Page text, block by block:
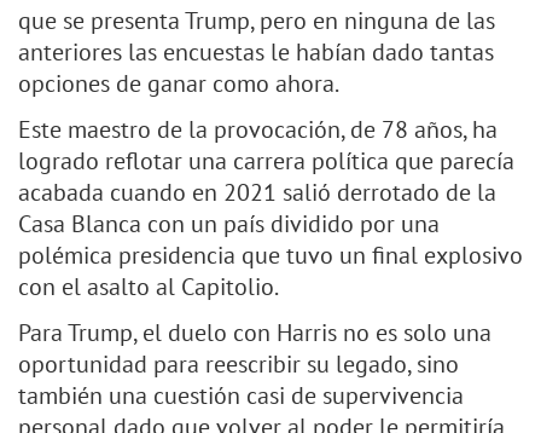
que se presenta Trump, pero en ninguna de las
anteriores las encuestas le habían dado tantas
opciones de ganar como ahora.
Este maestro de la provocación, de 78 años, ha
logrado reflotar una carrera política que parecía
acabada cuando en 2021 salió derrotado de la
Casa Blanca con un país dividido por una
polémica presidencia que tuvo un final explosivo
con el asalto al Capitolio.
Para Trump, el duelo con Harris no es solo una
oportunidad para reescribir su legado, sino
también una cuestión casi de supervivencia